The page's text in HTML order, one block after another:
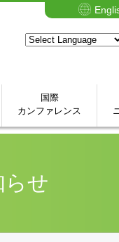
国際
カンファレンス
らせ